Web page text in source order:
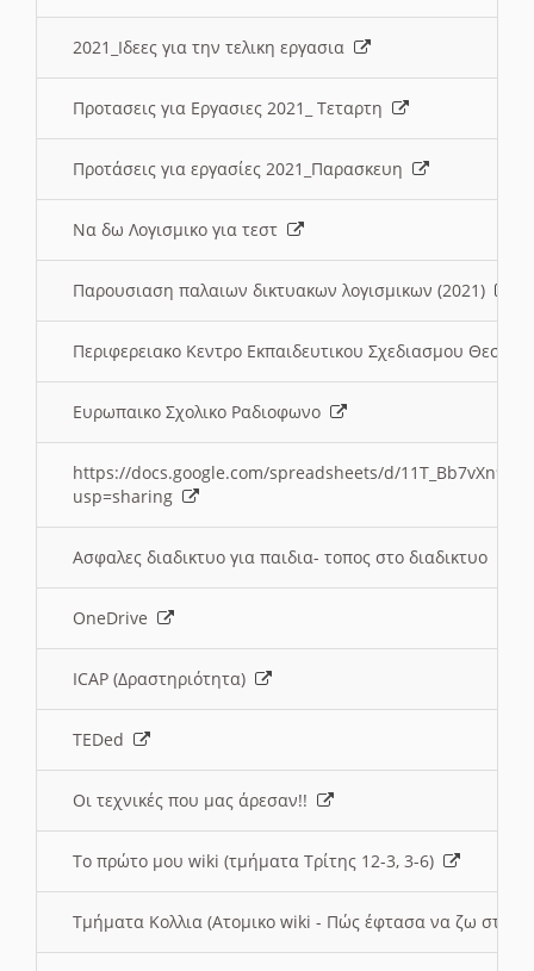
2021_Ιδεες για την τελικη εργασια
Προτασεις για Εργασιες 2021_ Τεταρτη
Προτάσεις για εργασίες 2021_Παρασκευη
Να δω Λογισμικο για τεστ
Παρουσιαση παλαιων δικτυακων λογισμικων (2021)
Περιφερειακο Κεντρο Εκπαιδευτικου Σχεδιασμου
Ευρωπαικο Σχολικο Ραδιοφωνο
https://docs.google.com/spreadsheets/d/
usp=sharing
Ασφαλες διαδικτυο για παιδια- τοπος στο διαδικτυο
OneDrive
ICAP (Δραστηριότητα)
TEDed
Οι τεχνικές που μας άρεσαν!!
Το πρώτο μου wiki (τμήματα Τρίτης 12-3, 3-6)
Τμήματα Κολλια (Ατομικο wiki - Πώς έφτασα να ζω στην